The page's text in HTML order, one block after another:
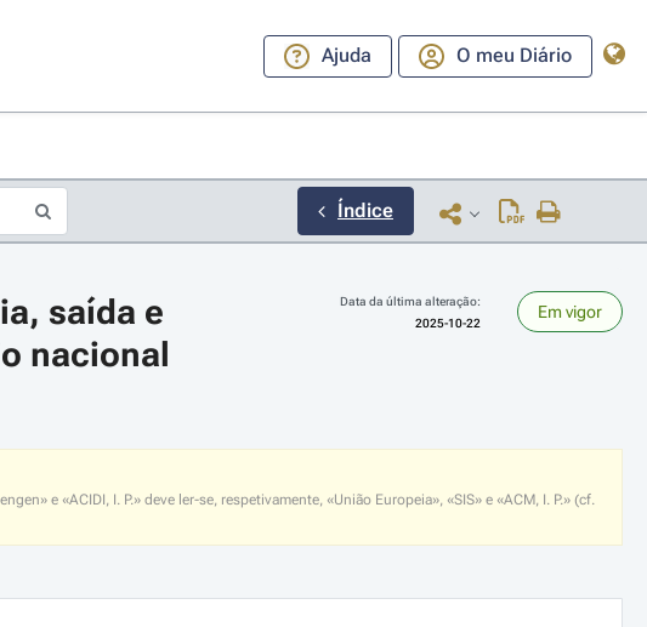
Ajuda O meu Diário
Índice
+ seta para a direita ou esquerda para navegar pelos meses; Use cmd ou ctrl +
saída e
nacional
Data da última alteração:
2025-10-22
Em vigor
e «ACIDI, I. P.» deve ler-se, respetivamente, «União Europeia», «SIS» e «ACM, I. P.» (cf.